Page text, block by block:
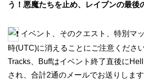
う！悪魔たちを止め、レイブンの最後
イベント、そのクエスト、特別マ
時(UTC)に消えることにご注意くださ
Tracks、Buffはイベント終了直後に
され、合計2通のメールでお送りしま